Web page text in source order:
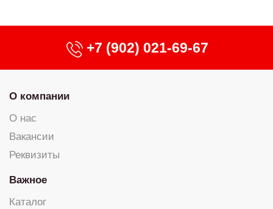
+7 (902) 021-69-67
О компании
О нас
Вакансии
Реквизиты
Важное
Каталог